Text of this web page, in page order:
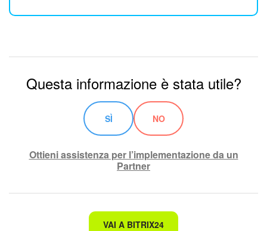
Questa informazione è stata utile?
SÌ NO
Ottieni assistenza per l’implementazione da un
Partner
Non è quello che sto cercando.
VAI A BITRIX24